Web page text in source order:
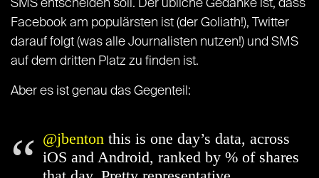
SMS entscheiden soll. Der übliche Gedanke ist, dass
Facebook am populärsten ist (der Goliath!), Twitter
darauf folgt (was alle Journalisten nutzen!) und SMS
auf dem dritten Platz zu finden ist.
Aber es ist genau das Gegenteil:
@jbenton this is one day’s data, across
iOS and Android, ranked by % of shares